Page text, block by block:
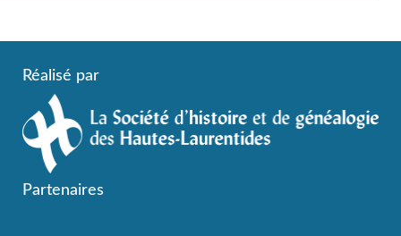
Réalisé par
Partenaires